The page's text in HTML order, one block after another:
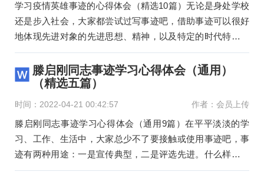
学习疫情英雄事迹的心得体会（精选10篇）无论是身处学校
还是步入社会，大家都尝试过写事迹吧，借助事迹可以很好
地体现先进对象的先进思想、精神，以及特定的时代特征。
想拟事迹却不知
滕启刚同志事迹学习心得体会（通用）
（精选五篇）
时间：2022-04-21 00:42:57 作者：会员上传
滕启刚同志事迹学习心得体会（通用9篇）在平平淡淡的学
习、工作、生活中，大家总少不了要接触或使用事迹吧，事
迹有两种用途：一是宣传典型，二是评选先进。什么样的事
迹才是规范的呢？以